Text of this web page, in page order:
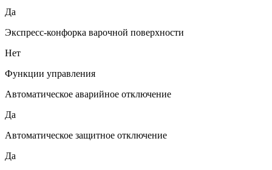
Да
Экспресс-конфорка варочной поверхности
Нет
Функции управления
Автоматическое аварийное отключение
Да
Автоматическое защитное отключение
Да